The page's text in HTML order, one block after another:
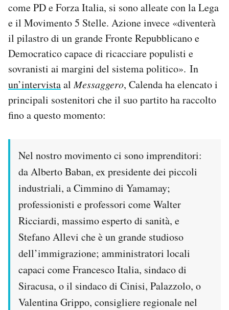
Esci
come PD e Forza Italia, si sono alleate con la Lega
e il Movimento 5 Stelle. Azione invece «diventerà
il pilastro di un grande Fronte Repubblicano e
Democratico capace di ricacciare populisti e
sovranisti ai margini del sistema politico». In
un’intervistaalMessaggero, Calenda ha elencato i
principali sostenitori che il suo partito ha raccolto
fino a questo momento:
Nel nostro movimento ci sono imprenditori:
da Alberto Baban, ex presidente dei piccoli
industriali, a Cimmino di Yamamay;
professionisti e professori come Walter
Ricciardi, massimo esperto di sanità, e
Stefano Allevi che è un grande studioso
dell’immigrazione; amministratori locali
capaci come Francesco Italia, sindaco di
Siracusa, o il sindaco di Cinisi, Palazzolo, o
Valentina Grippo, consigliere regionale nel